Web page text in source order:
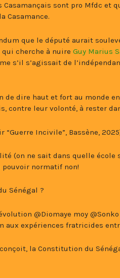
sont pro Mfdc et
Casamance.
que le député aurait
cherche à nuire Guy Marius
s’il s’agissait de
de dire haut et fort au monde
contre leur volonté, à rester
Incivile”, Bassène,
(on ne sait dans quelle école
normatif non!
Sénégal ?
@Diomaye moy
expériences fratricides
la Constitution du